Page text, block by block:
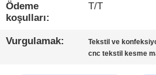
ŞIMDI
KONUŞALIM.
Ödeme
koşulları:
T/T
Vurgulamak: Tekstil ve
cnc tekstil kesme